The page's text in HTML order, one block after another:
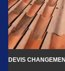
DEVIS